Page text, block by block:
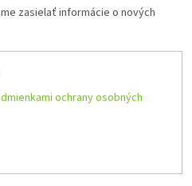
zasielať informácie o nových
ochrany osobných